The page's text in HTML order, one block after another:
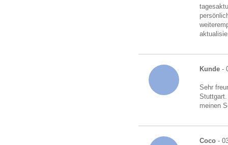
Kunde -
Sehr
meinen
Coco -